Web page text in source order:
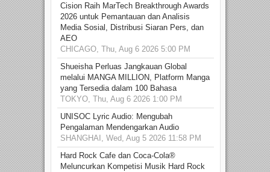
Cision Raih MarTech Breakthrough Awards
2026 untuk Pemantauan dan Analisis
Media Sosial, Distribusi Siaran Pers, dan
AEO
CHICAGO, Thu, Aug 6 2026 5:00 PM
Shueisha Perluas Jangkauan Global
melalui MANGA MILLION, Platform Manga
yang Tersedia dalam 100 Bahasa
TOKYO, Thu, Aug 6 2026 1:00 PM
UNISOC Lyric Audio: Mengubah
Pengalaman Mendengarkan Audio
SHANGHAI, Wed, Aug 5 2026 11:58 PM
Hard Rock Cafe dan Coca-Cola®
Meluncurkan Kompetisi Musik Hard Rock